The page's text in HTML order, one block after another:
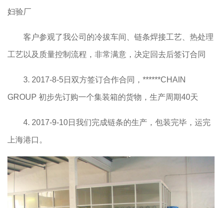
妇验厂
客户参观了我公司的冷拔车间、链条焊接工艺、热处理
工艺以及质量控制流程，非常满意，决定回去后签订合同
3. 2017-8-5日双方签订合作合同，******CHAIN
GROUP 初步先订购一个集装箱的货物，生产周期40天
4. 2017-9-10日我们完成链条的生产，包装完毕，运完
上海港口。